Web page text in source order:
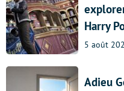
Harry
5 août
Adieu